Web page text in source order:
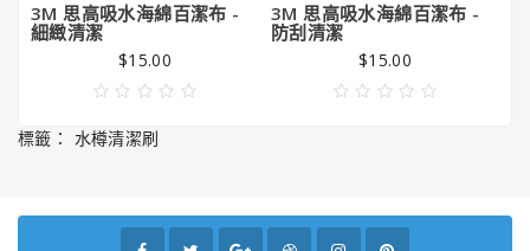
3M 思高吸水海綿百潔布 -
細緻清潔
$15.00
3M 思高吸水海綿百潔布 -
防刮清潔
$15.00
標籤： 水樽清潔刷